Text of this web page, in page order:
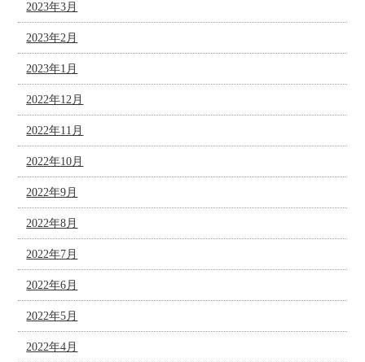
2023年3月
2023年2月
2023年1月
2022年12月
2022年11月
2022年10月
2022年9月
2022年8月
2022年7月
2022年6月
2022年5月
2022年4月